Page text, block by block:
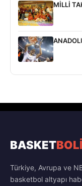
MİLLİ
BASKET
Türkiye, Avrupa ve
basketbol altyapı